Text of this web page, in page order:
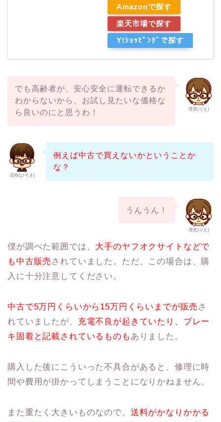
Amazonで探す
楽天市場で探す
Y!ｼｮｯﾋﾟﾝｸﾞで探す
理恵(りえ)
でも高齢者が、安心安全に運転できるか
わからないから、お試し見たいな価格な
ら良いのにと思うわ！
宏樹(ひろき)
例えば中古で買えないかということか
な？
理恵(りえ)
うんうん！
僕が調べた範囲では、 大手のヤフオクサイトなどで
も中古販売 されていました。ただ、この場合は、購
入に十分注意してください。
中古で5万円くらいから15万円くらいまでが販売 さ
れていましたが、 充電不良が起きていたり、ブレー
キ固着と記載されているものも ありました。
購入した後にこういった不具合があると、修理に時
間や費用が掛かってしまうことになりかねません。
また重たく大きいものなので、 送料がかなりかかる